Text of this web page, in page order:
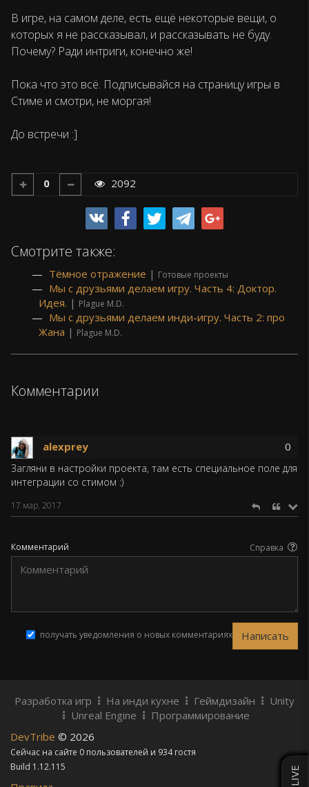
LIVE
В игре, на самом деле, есть ещё некоторые вещи, о
которых я не рассказывал, и рассказывать не буду.
Почему? Ради интриги, конечно же!
Пока что это всё. Подписывайся на страницу игры в
Стиме и смотри, не моргая!
До встречи :]
0 2092
Смотрите также:
Тёмное отражение | Готовые проекты
Мы с друзьями делаем игру. Часть 4: Доктор.
Идея. | Plague M.D.
Мы с друзьями делаем инди-игру. Часть 2: про
Жана | Plague M.D.
Комментарии
alexprey 0
Загляни в настройки проекта, там есть специальное поле для
интеграции со стимом :)
17 мар. 2017
Комментарий Справка
получать уведомления о новых комментариях
Разработка игр На инди кухне Геймдизайн
Unity
Unreal Engine
Программирование
DevTribe © 2026
Сейчас на сайте 0 пользователей и 934 гостя
Build 1.12.115